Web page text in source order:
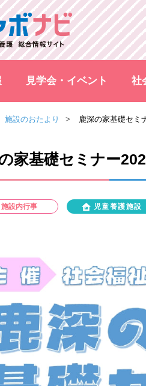
見学会・イベント 社
施設のおたより 鹿深の家基礎セミ
家基礎セミナー
施設内行事 児童養護施設